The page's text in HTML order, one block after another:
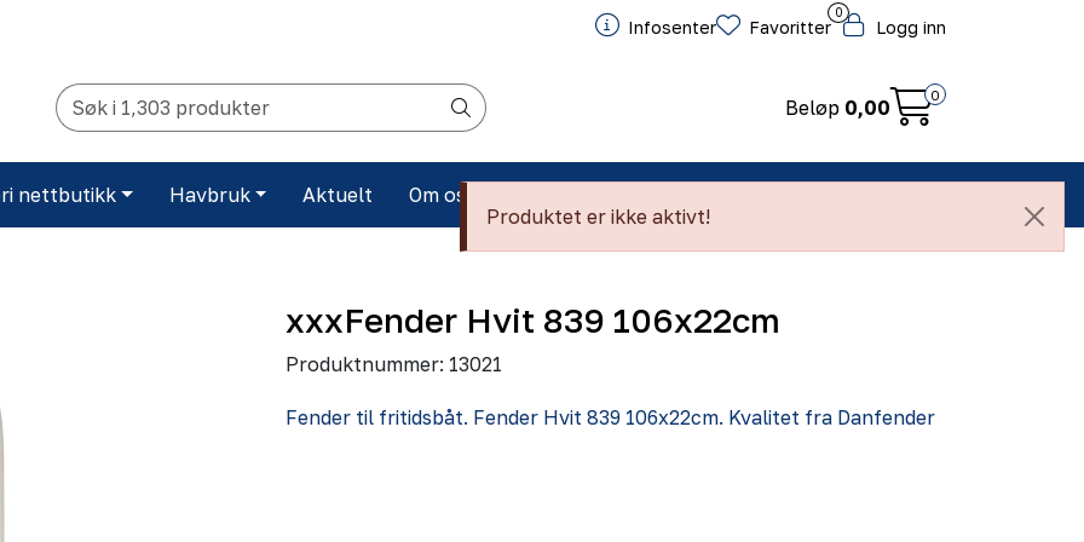
Infosenter
0
Favoritter Logg inn
Beløp 0,00
0
nettbutikk Havbruk Aktuelt Om oss
Produktet er ikke aktivt!
xxxFender Hvit 839 106x22cm
Produktnummer: 13021
Fender til fritidsbåt. Fender Hvit 839 106x22cm. Kvalitet fra Danfender